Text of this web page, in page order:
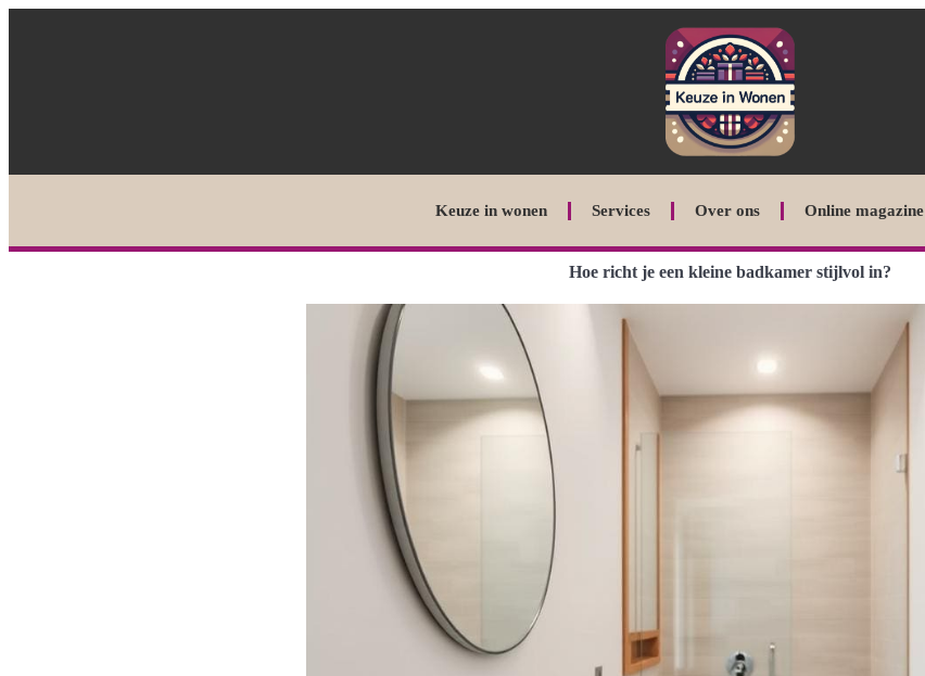
Keuze in wonen Services Over ons Online magazine
Hoe richt je een kleine badkamer stijlvol in?